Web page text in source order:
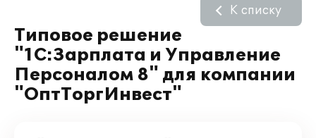
Типовое решение
"1С:Зарплата и Управление
Персоналом 8" для компании
"ОптТоргИнвест"
К списку